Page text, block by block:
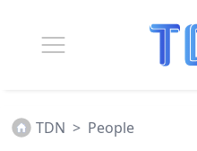
TDN > People